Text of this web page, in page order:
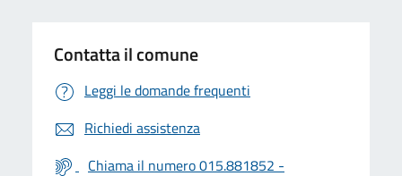
Contatta il comune
Leggi le domande frequenti
Richiedi assistenza
Chiama il numero 015.881852 -